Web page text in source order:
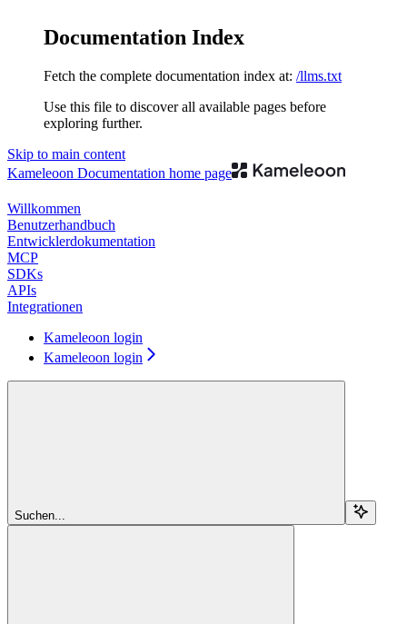
Documentation Index
Fetch the complete documentation index at: /llms.txt
Use this file to discover all available pages before
exploring further.
Skip to main content
Kameleoon Documentation home page
Willkommen
Benutzerhandbuch
Entwicklerdokumentation
MCP
SDKs
APIs
Integrationen
Kameleoon login
Kameleoon login
Suchen...